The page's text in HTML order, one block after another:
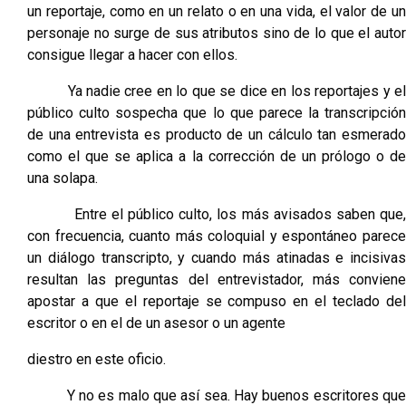
un reportaje, como en un relato o en una vida, el valor de un
personaje no surge de sus atributos sino de lo que el autor
consigue llegar a hacer con ellos.
Ya nadie cree en lo que se dice en los reportajes y el
público culto sospecha que lo que parece la transcripción
de una entrevista es producto de un cálculo tan esmerado
como el que se aplica a la corrección de un prólogo o de
una solapa.
Entre el público culto, los más avisados saben que,
con frecuencia, cuanto más coloquial y espontáneo parece
un diálogo transcripto, y cuando más atinadas e incisivas
resultan las preguntas del entrevistador, más conviene
apostar a que el reportaje se compuso en el teclado del
escritor o en el de un asesor o un agente
diestro en este oficio.
Y no es malo que así sea. Hay buenos escritores que